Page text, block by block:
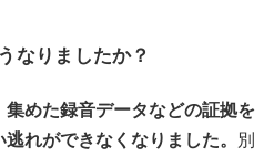
なりましたか？
めた録音データなどの証拠を
れができなくなりました。
別